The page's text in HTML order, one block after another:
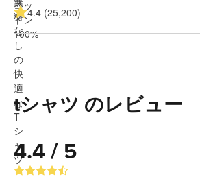
4.4 (25,200)
tシャツ のレビュー
4.4 / 5